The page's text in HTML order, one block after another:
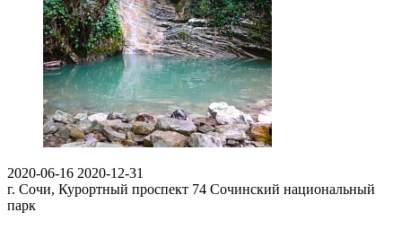
2020-06-16 2020-12-31
г. Сочи, Курортный проспект 74 Сочинский национальный
парк